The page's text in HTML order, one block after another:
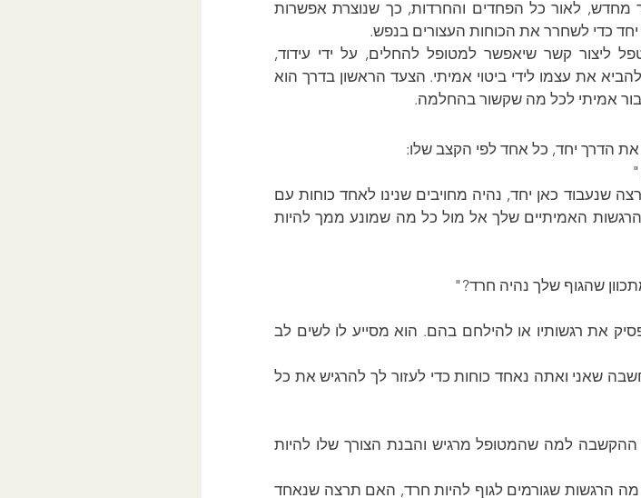
כדי לשחרר את הכוחות העצורים בנפש.
אמיתי לכל מה שקשור בהחלמה.
הדרך יחד, כל אחד לפי הקצב שלו:
שהגוף שלך נהיה חרד?"